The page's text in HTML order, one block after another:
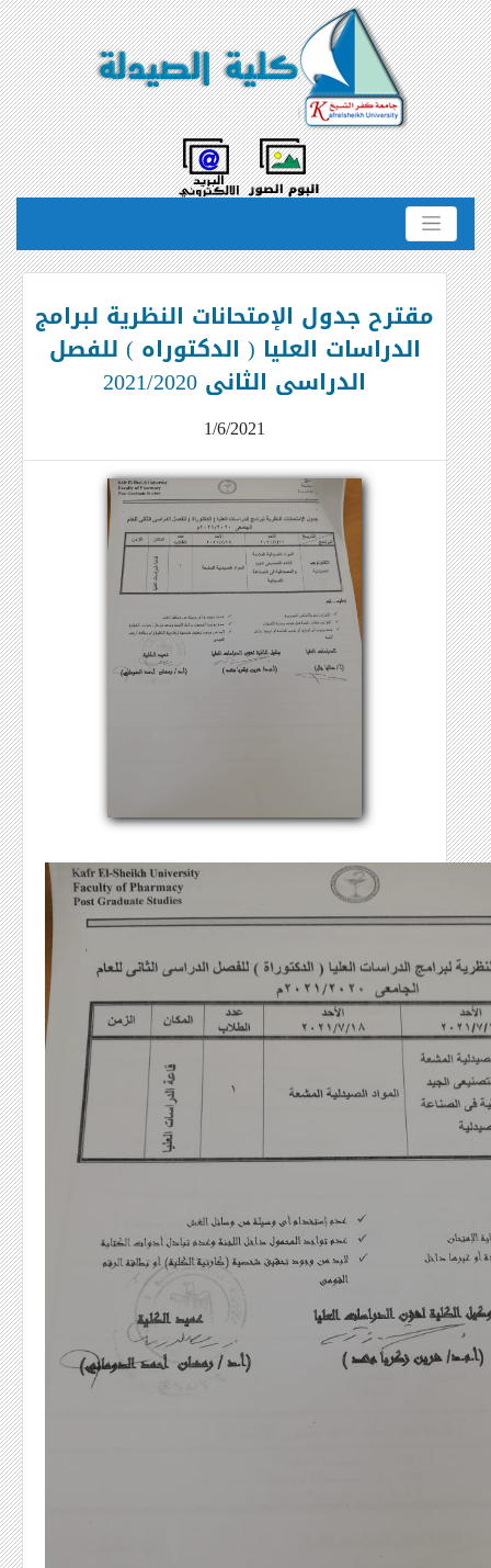
مقترح جدول الإمتحانات النظرية لبرامج
الدراسات العليا ( الدكتوراه ) للفصل
الدراسى الثانى 2021/2020
1/6/2021